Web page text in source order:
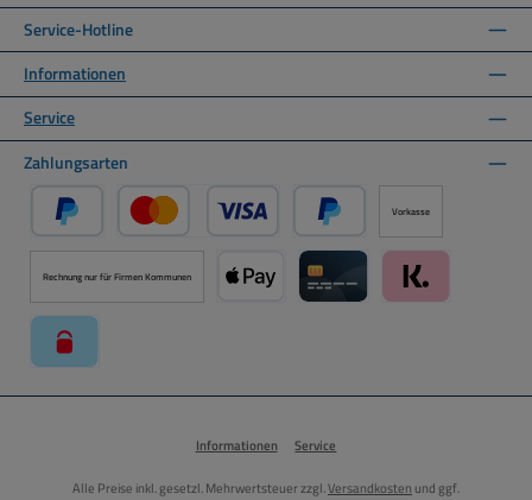
Service-Hotline
Informationen
Service
Zahlungsarten
PayPal Kredit- oder Debitkarte über PayPal
Später Bezahlen über PayPal
Vorkasse
Rechnung nur für Firmen Kommunen
Informationen Service
Alle Preise inkl. gesetzl. Mehrwertsteuer zzgl.Versandkosten und ggf.